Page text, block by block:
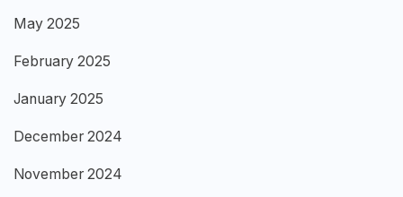
May 2025
February 2025
January 2025
December 2024
November 2024